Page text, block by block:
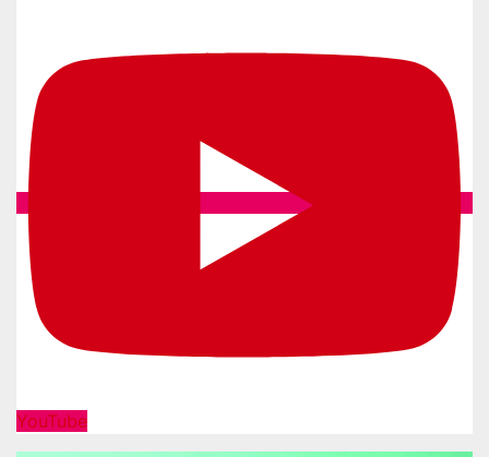
YouTube